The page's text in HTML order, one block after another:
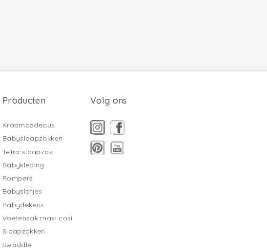
Producten
Kraamcadeaus
Babyslaapzakken
Tetra slaapzak
Babykleding
Rompers
Babyslofjes
Babydekens
Voetenzak maxi cosi
Slaapzakken
Swaddle
Volg ons